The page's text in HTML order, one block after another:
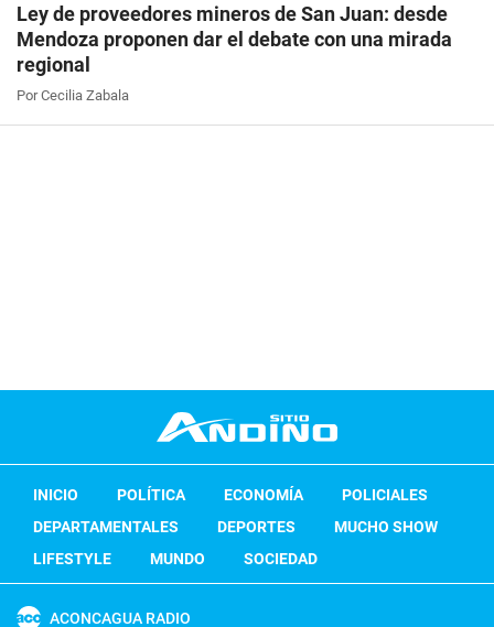
Ley de proveedores mineros de San Juan: desde
Mendoza proponen dar el debate con una mirada
regional
Por Cecilia Zabala
INICIO POLÍTICA ECONOMÍA
POLICIALES
DEPARTAMENTALES
DEPORTES
MUCHO SHOW
LIFESTYLE
MUNDO SOCIEDAD
ACONCAGUA RADIO